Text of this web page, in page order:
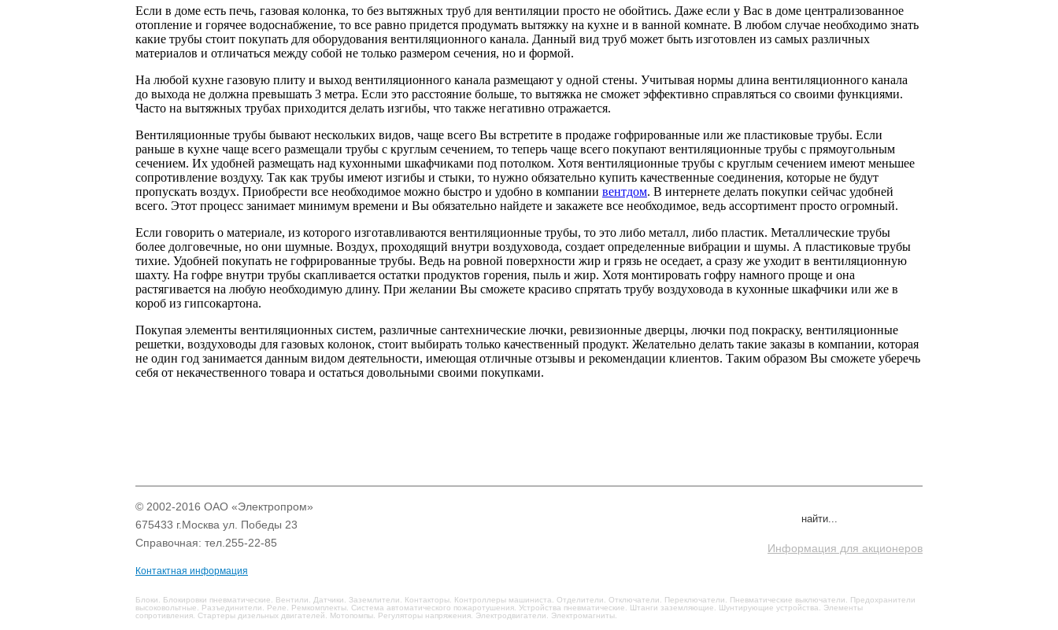
Если в доме есть печь, газовая колонка, то без вытяжных труб для вентиляции просто не обойтись. Даже если у Вас в доме централизованное
отопление и горячее водоснабжение, то все равно придется продумать вытяжку на кухне и в ванной комнате. В любом случае необходимо знать
какие трубы стоит покупать для оборудования вентиляционного канала. Данный вид труб может быть изготовлен из самых различных
материалов и отличаться между собой не только размером сечения, но и формой.
На любой кухне газовую плиту и выход вентиляционного канала размещают у одной стены. Учитывая нормы длина вентиляционного канала
до выхода не должна превышать 3 метра. Если это расстояние больше, то вытяжка не сможет эффективно справляться со своими функциями.
Часто на вытяжных трубах приходится делать изгибы, что также негативно отражается.
Вентиляционные трубы бывают нескольких видов, чаще всего Вы встретите в продаже гофрированные или же пластиковые трубы. Если
раньше в кухне чаще всего размещали трубы с круглым сечением, то теперь чаще всего покупают вентиляционные трубы с прямоугольным
сечением. Их удобней размещать над кухонными шкафчиками под потолком. Хотя вентиляционные трубы с круглым сечением имеют меньшее
сопротивление воздуху. Так как трубы имеют изгибы и стыки, то нужно обязательно купить качественные соединения, которые не будут
пропускать воздух. Приобрести все необходимое можно быстро и удобно в компании вентдом. В интернете делать покупки сейчас удобней
всего. Этот процесс занимает минимум времени и Вы обязательно найдете и закажете все необходимое, ведь ассортимент просто огромный.
Если говорить о материале, из которого изготавливаются вентиляционные трубы, то это либо металл, либо пластик. Металлические трубы
более долговечные, но они шумные. Воздух, проходящий внутри воздуховода, создает определенные вибрации и шумы. А пластиковые трубы
тихие. Удобней покупать не гофрированные трубы. Ведь на ровной поверхности жир и грязь не оседает, а сразу же уходит в вентиляционную
шахту. На гофре внутри трубы скапливается остатки продуктов горения, пыль и жир. Хотя монтировать гофру намного проще и она
растягивается на любую необходимую длину. При желании Вы сможете красиво спрятать трубу воздуховода в кухонные шкафчики или же в
короб из гипсокартона.
Покупая элементы вентиляционных систем, различные сантехнические лючки, ревизионные дверцы, лючки под покраску, вентиляционные
решетки, воздуховоды для газовых колонок, стоит выбирать только качественный продукт. Желательно делать такие заказы в компании, которая
не один год занимается данным видом деятельности, имеющая отличные отзывы и рекомендации клиентов. Таким образом Вы сможете уберечь
себя от некачественного товара и остаться довольными своими покупками.
© 2002-2016 ОАО «Электропром»
675433 г.Москва ул. Победы 23
Справочная: тел.255-22-85
Контактная информация
Информация для акционеров
Блоки. Блокировки пневматические. Вентили. Датчики. Заземлители. Контакторы. Контроллеры машиниста. Отделители. Отключатели. Переключатели. Пневматические выключатели. Предохранители
высоковольтные. Разъединители. Реле. Ремкомплекты. Система автоматического пожаротушения. Устройства пневматические. Штанги заземляющие. Шунтирующие устройства. Элементы
сопротивления. Стартеры дизельных двигателей. Мотопомпы. Регуляторы напряжения. Электродвигатели. Электромагниты.